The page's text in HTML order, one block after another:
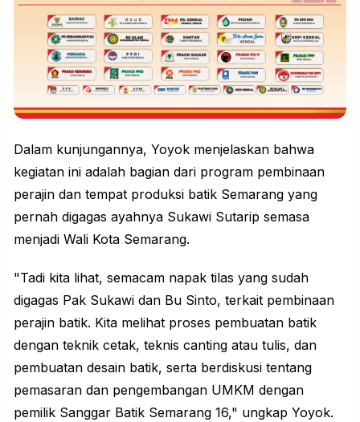
Dalam kunjungannya, Yoyok menjelaskan bahwa
kegiatan ini adalah bagian dari program pembinaan
perajin dan tempat produksi batik Semarang yang
pernah digagas ayahnya Sukawi Sutarip semasa
menjadi Wali Kota Semarang.
"Tadi kita lihat, semacam napak tilas yang sudah
digagas Pak Sukawi dan Bu Sinto, terkait pembinaan
perajin batik. Kita melihat proses pembuatan batik
dengan teknik cetak, teknis canting atau tulis, dan
pembuatan desain batik, serta berdiskusi tentang
pemasaran dan pengembangan UMKM dengan
pemilik Sanggar Batik Semarang 16," ungkap Yoyok.